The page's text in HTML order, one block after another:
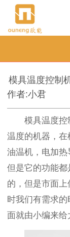
模具温度控制
作者:小君
模具温度控
温度的机器，
油温机，电加热
但是它的功能
的，但是市面
时我们有需求
面就由小编来给